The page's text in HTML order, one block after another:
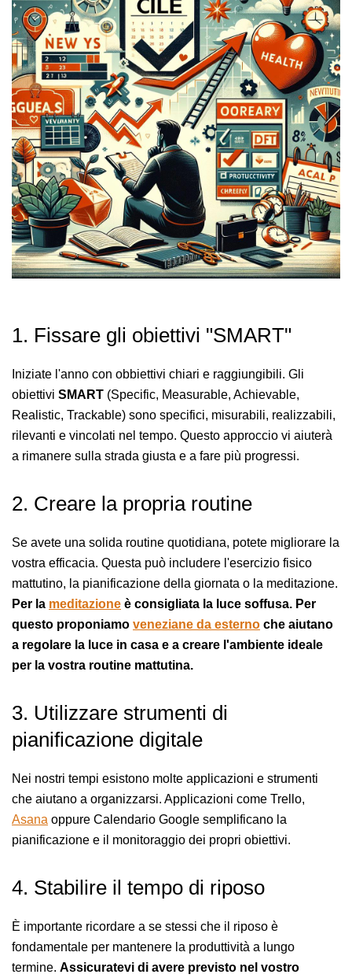
1. Fissare gli obiettivi "SMART"
Iniziate l'anno con obbiettivi chiari e raggiungibili. Gli
obiettivi SMART (Specific, Measurable, Achievable,
Realistic, Trackable) sono specifici, misurabili, realizzabili,
rilevanti e vincolati nel tempo. Questo approccio vi aiuterà
a rimanere sulla strada giusta e a fare più progressi.
2. Creare la propria routine
Se avete una solida routine quotidiana, potete migliorare la
vostra efficacia. Questa può includere l'esercizio fisico
mattutino, la pianificazione della giornata o la meditazione.
Per la meditazione è consigliata la luce soffusa. Per
questo proponiamo veneziane da esterno che aiutano
a regolare la luce in casa e a creare l'ambiente ideale
per la vostra routine mattutina.
3. Utilizzare strumenti di
pianificazione digitale
Nei nostri tempi esistono molte applicazioni e strumenti
che aiutano a organizzarsi. Applicazioni come Trello,
Asana oppure Calendario Google semplificano la
pianificazione e il monitoraggio dei propri obiettivi.
4. Stabilire il tempo di riposo
È importante ricordare a se stessi che il riposo è
fondamentale per mantenere la produttività a lungo
termine. Assicuratevi di avere previsto nel vostro